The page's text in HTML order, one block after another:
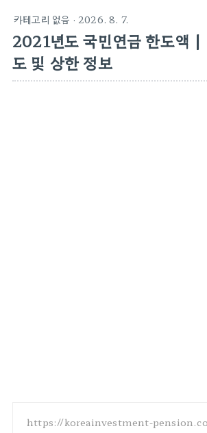
카테고리 없음 ·2026. 8. 7.
2021년도 국민연금 한도액 |
도 및 상한 정보
https://koreainvestment-